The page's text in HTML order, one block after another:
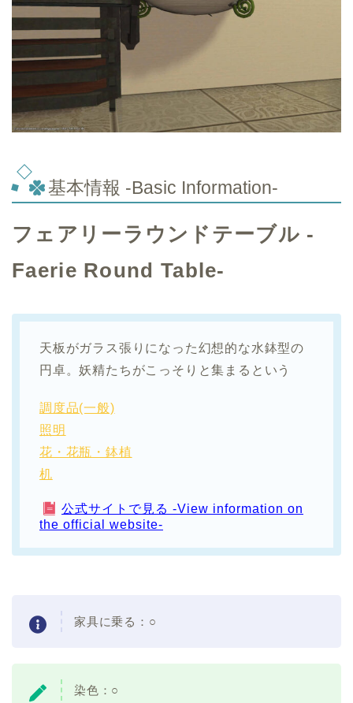
基本情報 -Basic Information-
フェアリーラウンドテーブル -
Faerie Round Table-
天板がガラス張りになった幻想的な水鉢型の
円卓。妖精たちがこっそりと集まるという
調度品(一般)
照明
花・花瓶・鉢植
机
公式サイトで見る -View information on
the official website-
家具に乗る：○
染色：○